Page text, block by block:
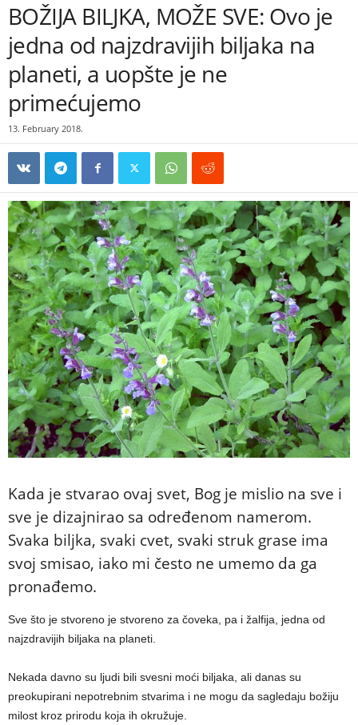
BOŽIJA BILJKA, MOŽE SVE: Ovo je
jedna od najzdravijih biljaka na
planeti, a uopšte je ne
primećujemo
13. February 2018.
Kada je stvarao ovaj svet, Bog je mislio na sve i
sve je dizajnirao sa određenom namerom.
Svaka biljka, svaki cvet, svaki struk grase ima
svoj smisao, iako mi često ne umemo da ga
pronađemo.
Sve što je stvoreno je stvoreno za čoveka, pa i žalfija, jedna od
najzdravijih biljaka na planeti.
Nekada davno su ljudi bili svesni moći biljaka, ali danas su
preokupirani nepotrebnim stvarima i ne mogu da sagledaju božiju
milost kroz prirodu koja ih okružuje.